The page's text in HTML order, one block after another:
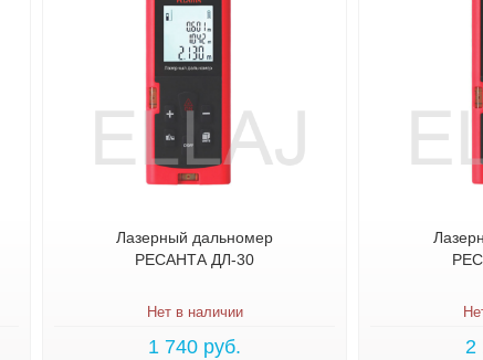
Лазерный дальномер
РЕСАНТА ДЛ-30
Нет в наличии
1 740 руб. 2